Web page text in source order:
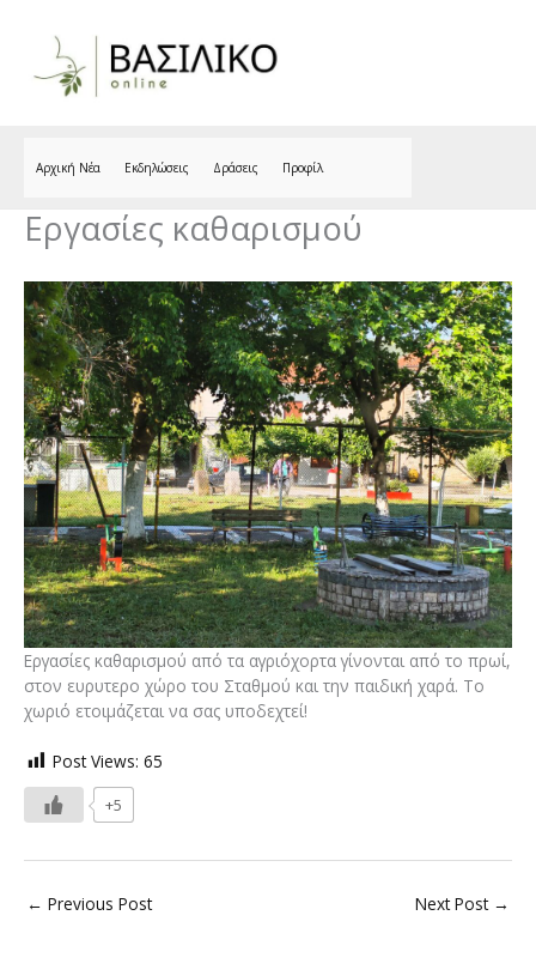
Αρχική Νέα Εκδηλώσεις Δράσεις Προφίλ
Εργασίες καθαρισμού
Εργασίες καθαρισμού από τα αγριόχορτα γίνονται από το πρωί,
στον ευρυτερο χώρο του Σταθμού και την παιδική χαρά. Το
χωριό ετοιμάζεται να σας υποδεχτεί!
Post Views: 65
+5
← Previous Post Next Post →